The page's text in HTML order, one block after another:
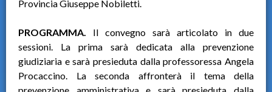
Provincia Giuseppe Nobiletti.
PROGRAMMA. Il convegno sarà articolato in due
sessioni. La prima sarà dedicata alla prevenzione
giudiziaria e sarà presieduta dalla professoressa Angela
Procaccino. La seconda affronterà il tema della